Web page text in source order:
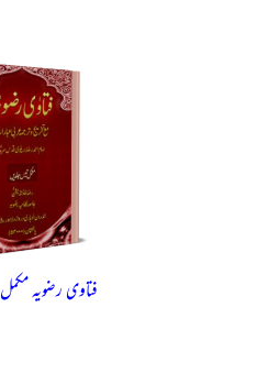
فتاوی رضویہ مکمل ۳۰ جلدیں